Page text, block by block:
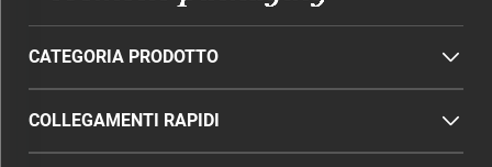
CATEGORIA PRODOTTO
COLLEGAMENTI RAPIDI